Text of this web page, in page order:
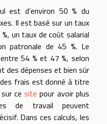
est d’environ 50 % du
Il est basé sur un taux
un taux de coût salarial
patronale de 45 %. Le
54 % et 47 %, selon
des dépenses et bien sûr
frais est donné à titre
sur cesite pour avoir plus
de travail peuvent
Dans ces calculs, les